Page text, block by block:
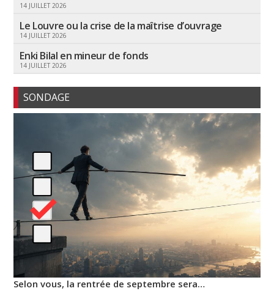
14 JUILLET 2026
Le Louvre ou la crise de la maîtrise d’ouvrage
14 JUILLET 2026
Enki Bilal en mineur de fonds
14 JUILLET 2026
SONDAGE
Selon vous, la rentrée de septembre sera…